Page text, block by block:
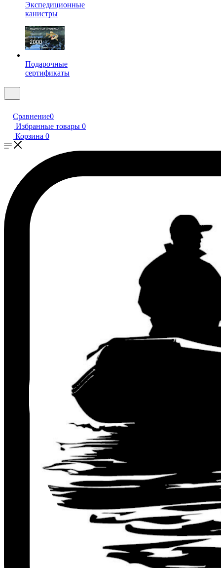
Экспедиционные
канистры
Подарочные
сертификаты
Сравнение0
Избранные товары 0
Корзина 0